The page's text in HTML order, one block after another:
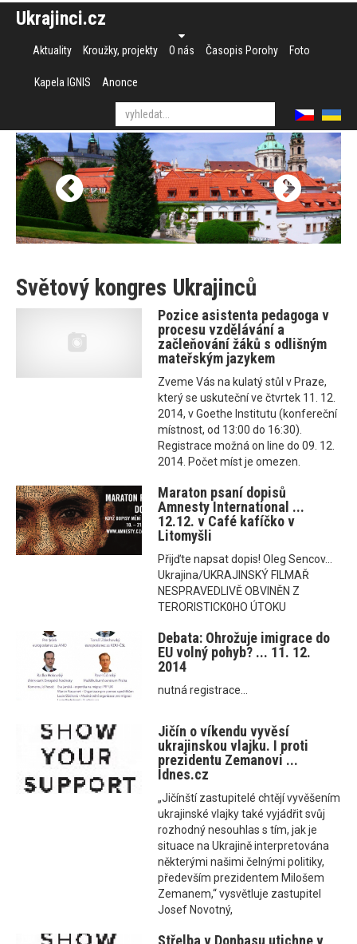
Ukrajinci.cz
Aktuality Kroužky, projekty O nás Časopis Porohy Foto
Kapela IGNIS Anonce
Světový kongres Ukrajinců
Pozice asistenta pedagoga v
procesu vzdělávání a
začleňování žáků s odlišným
mateřským jazykem
Zveme Vás na kulatý stůl v Praze,
který se uskuteční ve čtvrtek 11. 12.
2014, v Goethe Institutu (konfereční
místnost, od 13:00 do 16:30).
Registrace možná on line do 09. 12.
2014. Počet míst je omezen.
Maraton psaní dopisů
Amnesty International ...
12.12. v Café kafíčko v
Litomyšli
Přijďte napsat dopis! Oleg Sencov...
Ukrajina/UKRAJINSKÝ FILMAŘ
NESPRAVEDLIVĚ OBVINĚN Z
TERORISTICK0HO ÚTOKU
Debata: Ohrožuje imigrace do
EU volný pohyb? ... 11. 12.
2014
nutná registrace...
Jičín o víkendu vyvěsí
ukrajinskou vlajku. I proti
prezidentu Zemanovi ...
Idnes.cz
„Jičínští zastupitelé chtějí vyvěšením
ukrajinské vlajky také vyjádřit svůj
rozhodný nesouhlas s tím, jak je
situace na Ukrajině interpretována
některými našimi čelnými politiky,
především prezidentem Milošem
Zemanem,“ vysvětluje zastupitel
Josef Novotný,